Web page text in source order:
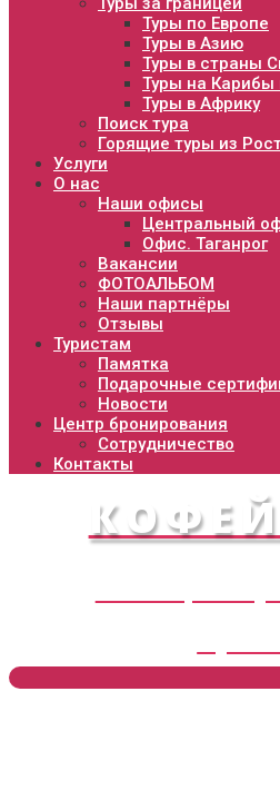
Туры по Европе
Туры в Азию
Туры в страны
Туры на Карибы
Туры в Африку
Поиск тура
Горящие туры из
Услуги
О нас
Наши офисы
Центральный
Офис. Таганрог
Вакансии
ФОТОАЛЬБОМ
Наши партнёры
Отзывы
Туристам
Памятка
Подарочные
Новости
Центр бронирования
Сотрудничество
Контакты